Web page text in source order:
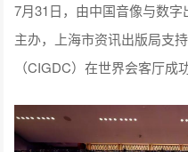
7月31日，由中国音像与数
主办，上海市资讯出版局支
（CIGDC）在世界会客厅成